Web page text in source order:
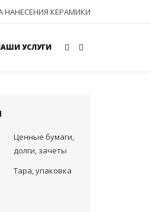
НАНЕСЕНИЯ КЕРАМИКИ
УСЛУГИ
Ценные бумаги,
долги, зачеты
Тара, упаковка